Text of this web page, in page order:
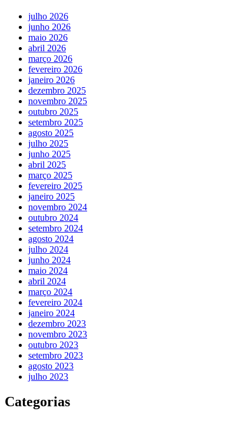
julho 2026
junho 2026
maio 2026
abril 2026
março 2026
fevereiro 2026
janeiro 2026
dezembro 2025
novembro 2025
outubro 2025
setembro 2025
agosto 2025
julho 2025
junho 2025
abril 2025
março 2025
fevereiro 2025
janeiro 2025
novembro 2024
outubro 2024
setembro 2024
agosto 2024
julho 2024
junho 2024
maio 2024
abril 2024
março 2024
fevereiro 2024
janeiro 2024
dezembro 2023
novembro 2023
outubro 2023
setembro 2023
agosto 2023
julho 2023
Categorias